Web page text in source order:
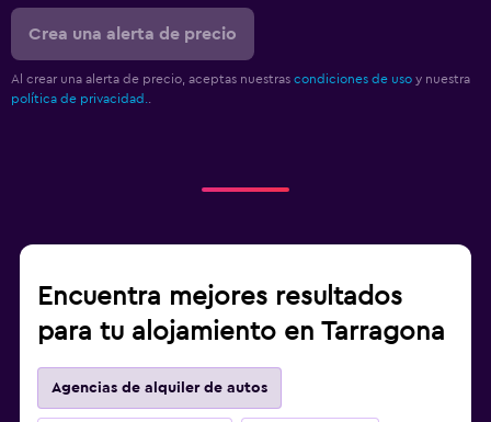
Crea una alerta de precio
Al crear una alerta de precio, aceptas nuestras condiciones de uso y nuestra
política de privacidad..
Encuentra mejores resultados
para tu alojamiento en Tarragona
Agencias de alquiler de autos